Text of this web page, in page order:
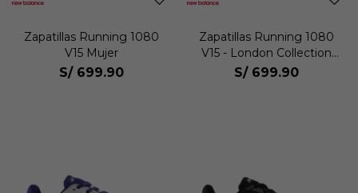
Zapatillas Running 1080
V15 Mujer
S/ 699.90
Zapatillas Running 1080
V15 - London Collection
Mujer
S/ 699.90